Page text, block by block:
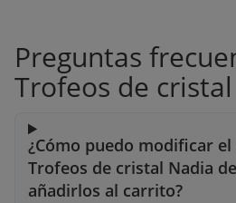
Preguntas
Trofeos de
¿Cómo puedo modificar
Trofeos de cristal Nadia
añadirlos al carrito?